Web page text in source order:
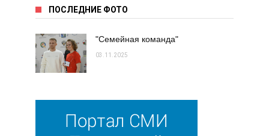
ПОСЛЕДНИЕ ФОТО
"Семейная команда"
03.11.2025